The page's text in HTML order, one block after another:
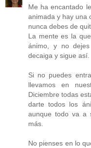
Me ha encantado
animada y hay una
nunca debes de
La mente es la
ánimo, y no
decaiga y sigue así.
Si no puedes
llevamos en
Diciembre todas
darte todos los
aunque todo va a
más.
No pienses en lo